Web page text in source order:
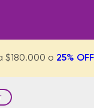
$180.000 o 25%